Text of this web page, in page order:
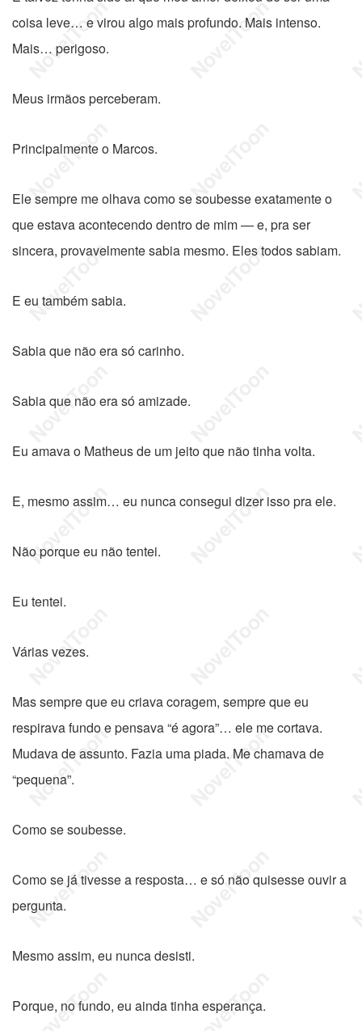
coisa leve… e virou algo mais profundo. Mais intenso.
Mais… perigoso.
Meus irmãos perceberam.
Principalmente o Marcos.
Ele sempre me olhava como se soubesse exatamente o
que estava acontecendo dentro de mim — e, pra ser
sincera, provavelmente sabia mesmo. Eles todos sabiam.
E eu também sabia.
Sabia que não era só carinho.
Sabia que não era só amizade.
Eu amava o Matheus de um jeito que não tinha volta.
E, mesmo assim… eu nunca consegui dizer isso pra ele.
Não porque eu não tentei.
Eu tentei.
Várias vezes.
Mas sempre que eu criava coragem, sempre que eu
respirava fundo e pensava “é agora”… ele me cortava.
Mudava de assunto. Fazia uma piada. Me chamava de
“pequena”.
Como se soubesse.
Como se já tivesse a resposta… e só não quisesse ouvir a
pergunta.
Mesmo assim, eu nunca desisti.
Porque, no fundo, eu ainda tinha esperança.